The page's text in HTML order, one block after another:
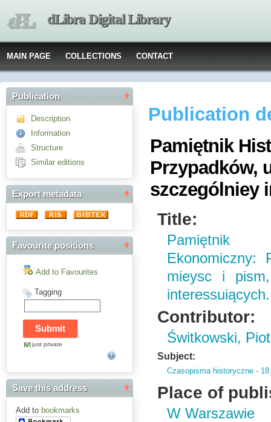
dLibra Digital Library
MAIN PAGE COLLECTIONS CONTACT
Publication
Description
Information
Structure
Similar editions
Export metadata
Favourite positions
Add to Favourites
Tagging
just private
Save this address
Add to bookmarks
Publication
Pamiętnik
Przypadków,
szczególniey
Title:
Pamiętnik
Ekonomiczny:
mieysc i
interessuiących.
Contributor:
Świtkowski,
Subject:
Czasopisma historyczne - 18
Place of
W Warszawie